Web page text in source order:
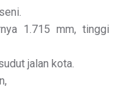
1.715 mm, tinggi
jalan kota.